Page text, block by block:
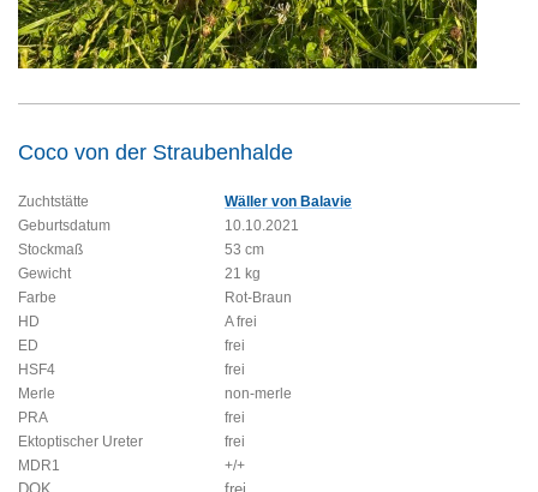
Coco von der Straubenhalde
Zuchtstätte
Wäller von Balavie
Geburtsdatum
10.10.2021
Stockmaß
53 cm
Gewicht
21 kg
Farbe
Rot-Braun
HD
A frei
ED
frei
HSF4
frei
Merle
non-merle
PRA
frei
Ektoptischer Ureter
frei
MDR1
+/+